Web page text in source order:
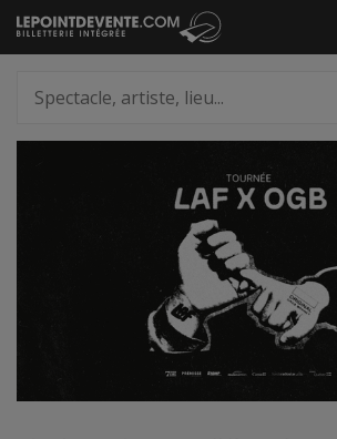
Passer
au
artiste,
lieu...